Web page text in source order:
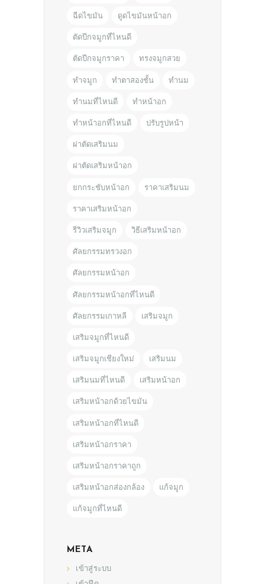
ฉีดไขมัน ดูดไขมันหน้าอก
ตัดปีกจมูกที่ไหนดี
ตัดปีกจมูกราคา ทรงจมูกสวย
ทำจมูก ทำตาสองชั้น ทำนม
ทำนมที่ไหนดี ทำหน้าอก
ทำหน้าอกที่ไหนดี ปรับรูปหน้า
ผ่าตัดเสริมนม
ผ่าตัดเสริมหน้าอก
ยกกระชับหน้าอก ราคาเสริมนม
ราคาเสริมหน้าอก
รีวิวเสริมจมูก วิธีเสริมหน้าอก
ศัลยกรรมทรวงอก
ศัลยกรรมหน้าอก
ศัลยกรรมหน้าอกที่ไหนดี
ศัลยกรรมเกาหลี เสริมจมูก
เสริมจมูกที่ไหนดี
เสริมจมูกเชียงใหม่ เสริมนม
เสริมนมที่ไหนดี เสริมหน้าอก
เสริมหน้าอกด้วยไขมัน
เสริมหน้าอกที่ไหนดี
เสริมหน้าอกราคา
เสริมหน้าอกราคาถูก
เสริมหน้าอกส่องกล้อง แก้จมูก
แก้จมูกที่ไหนดี
META
เข้าสู่ระบบ